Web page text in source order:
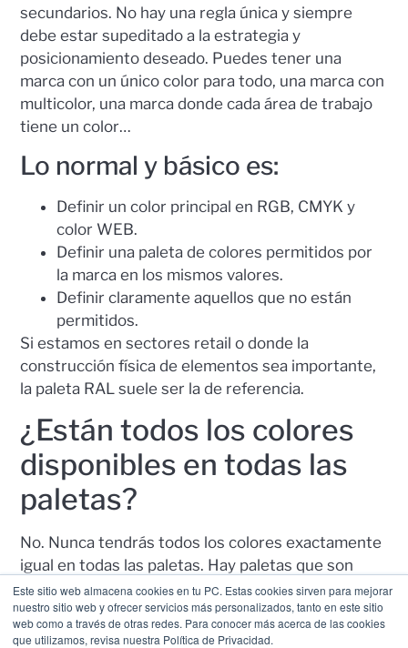
Este sitio web almacena cookies en tu PC. Estas cookies sirven para mejorar
nuestro sitio web y ofrecer servicios más personalizados, tanto en este sitio
web como a través de otras redes. Para conocer más acerca de las cookies
que utilizamos, revisa nuestra Política de Privacidad.
secundarios. No hay una regla única y siempre
debe estar supeditado a la estrategia y
posicionamiento deseado. Puedes tener una
marca con un único color para todo, una marca con
multicolor, una marca donde cada área de trabajo
tiene un color…
Lo normal y básico es:
Definir un color principal en RGB, CMYK y
color WEB.
Definir una paleta de colores permitidos por
la marca en los mismos valores.
Definir claramente aquellos que no están
permitidos.
Si estamos en sectores retail o donde la
construcción física de elementos sea importante,
la paleta RAL suele ser la de referencia.
¿Están todos los colores
disponibles en todas las
paletas?
No. Nunca tendrás todos los colores exactamente
igual en todas las paletas. Hay paletas que son
muy limitadas (como la de RAL) y otras paletas
más amplias como los WEB o Pantone. En colores
web te puedes encontrar con otras limitaciones